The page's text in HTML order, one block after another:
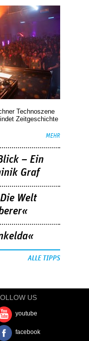
Technoszene
Zeitgeschichte
MEHR
– Ein
Graf
Welt
ALLE TIPPS
US
youtube
facebook